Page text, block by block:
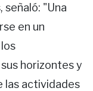
señaló: "Una
en un
horizontes y
las actividades